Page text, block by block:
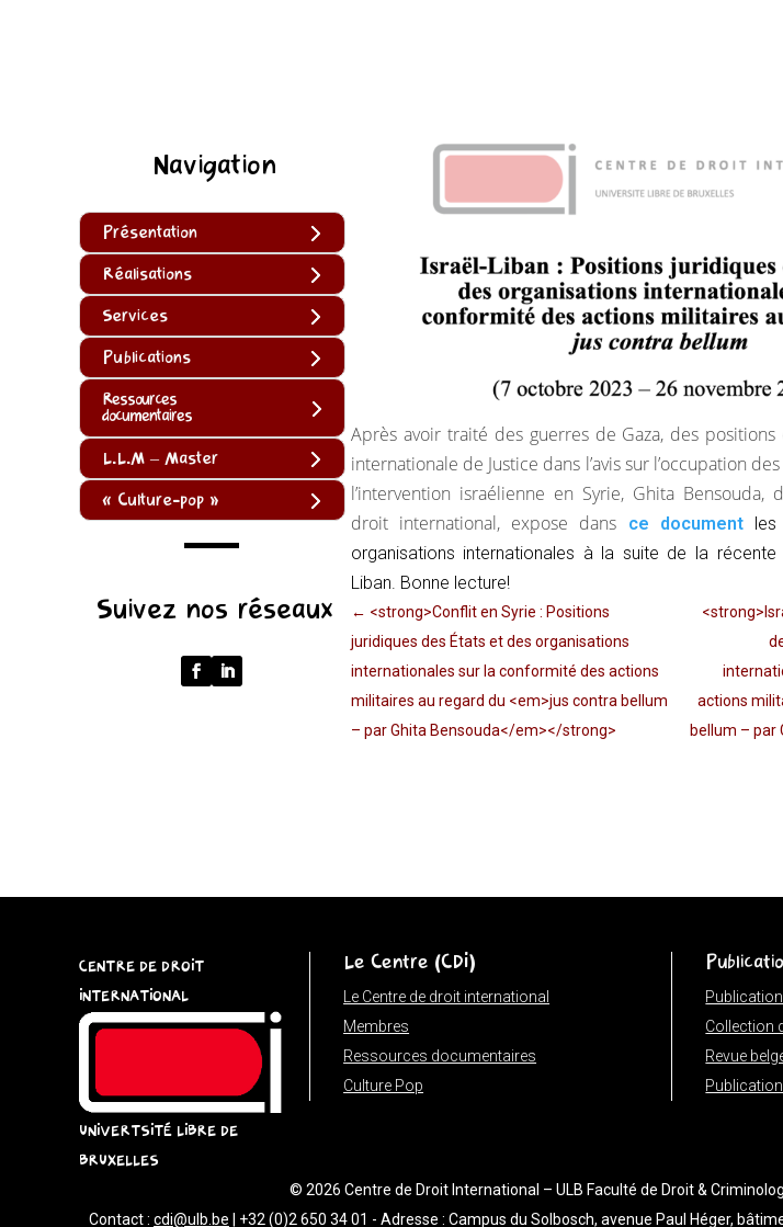
Navigation
Présentation
Réalisations
Services
Publications
Ressources
documentaires
L.L.M – Master
« Culture-pop »
URL)
?
input
new
URL(input,
Suivez nos réseaux
Après avoir traité des guerres de Gaza, des
internationale de Justice dans l’avis sur l’occupation
l’intervention israélienne en Syrie, Ghita Bensouda,
droit international, expose dans
ce documentles
organisations internationales à la suite de la
Liban. Bonne lecture!
← <strong>Conflit en Syrie : Positions
juridiques des États et des organisations
internationales sur la conformité des actions
militaires au regard du <em>jus contra bellum
– par Ghita Bensouda</em></strong>
actions
bellum – par
CENTRE DE DROIT
INTERNATIONAL
UNIVERTSITÉ LIBRE DE
BRUXELLES
Le Centre (CDI)
Le Centre de droit international
Membres
Ressources documentaires
Culture Pop
Collection
Revue
© 2026 Centre de Droit International – ULB Faculté de Droit &
Contact : cdi@ulb.be | +32 (0)2 650 34 01 - Adresse : Campus du Solbosch, avenue Paul Héger,